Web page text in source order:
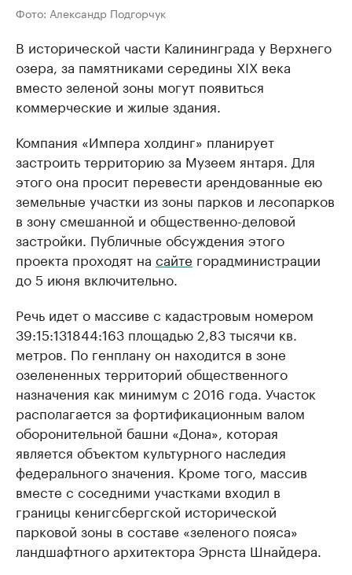
Фото: Александр Подгорчук
В исторической части Калининграда у Верхнего
озера, за памятниками середины XIX века
вместо зеленой зоны могут появиться
коммерческие и жилые здания.
Компания «Импера холдинг» планирует
застроить территорию за Музеем янтаря. Для
этого она просит перевести арендованные ею
земельные участки из зоны парков и лесопарков
в зону смешанной и общественно-деловой
застройки. Публичные обсуждения этого
проекта проходят на сайте горадминистрации
до 5 июня включительно.
Речь идет о массиве с кадастровым номером
39:15:131844:163 площадью 2,83 тысячи кв.
метров. По генплану он находится в зоне
озелененных территорий общественного
назначения как минимум с 2016 года. Участок
располагается за фортификационным валом
оборонительной башни «Дона», которая
является объектом культурного наследия
федерального значения. Кроме того, массив
вместе с соседними участками входил в
границы кенигсбергской исторической
парковой зоны в составе «зеленого пояса»
ландшафтного архитектора Эрнста Шнайдера.